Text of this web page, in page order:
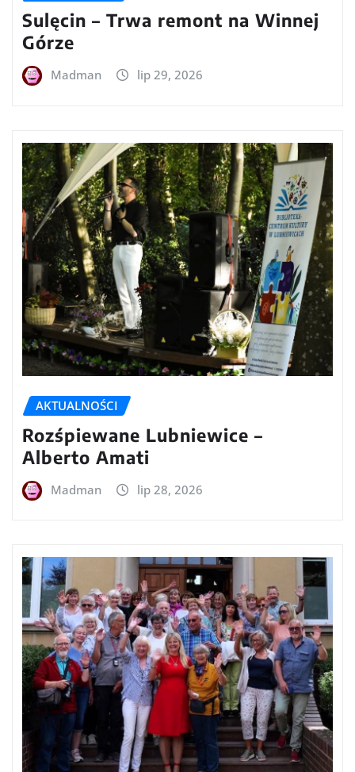
Sulęcin – Trwa remont na Winnej
Górze
Madman lip 29, 2026
AKTUALNOŚCI
Rozśpiewane Lubniewice –
Alberto Amati
Madman lip 28, 2026